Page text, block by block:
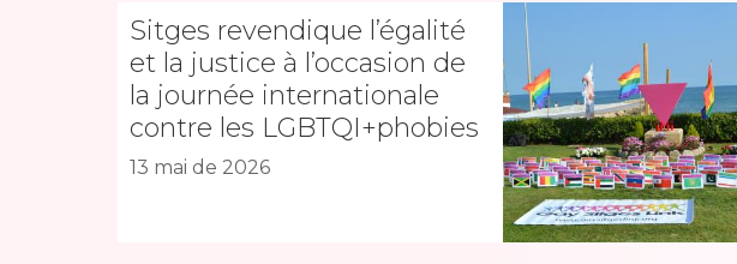
Sitges revendique l’égalité
et la justice à l’occasion de
la journée internationale
contre les LGBTQI+phobies
13 mai de 2026